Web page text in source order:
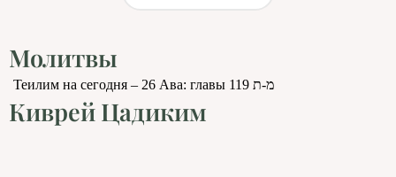
Молитвы
Теилим на сегодня – 26 Ава: главы 119 מ-ת
Киврей Цадиким